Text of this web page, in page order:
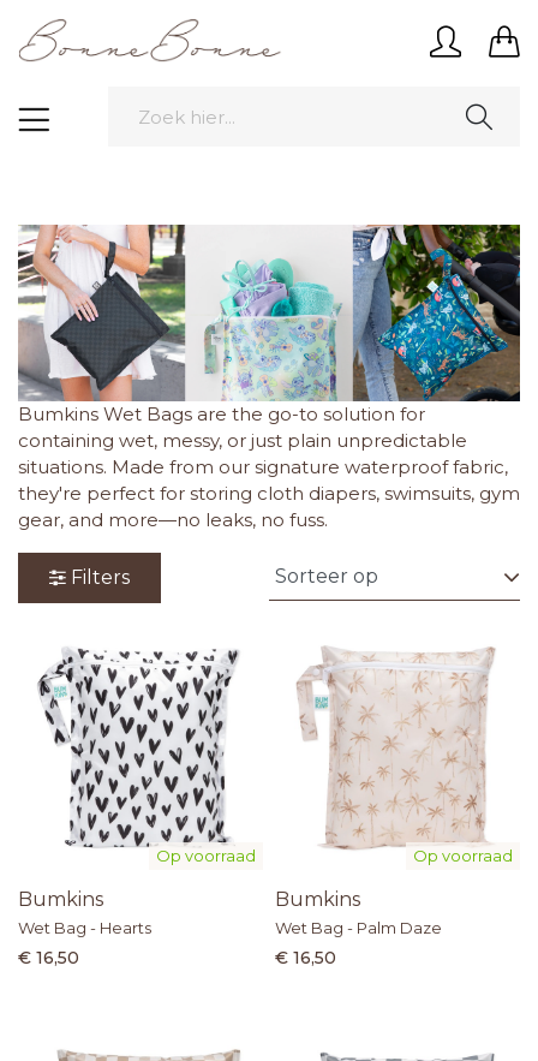
Bumkins Wet Bags are the go-to solution for
containing wet, messy, or just plain unpredictable
situations. Made from our signature waterproof fabric,
they're perfect for storing cloth diapers, swimsuits, gym
gear, and more—no leaks, no fuss.
Filters
Op voorraad
Bumkins
Wet Bag - Hearts
€ 16,50
Op voorraad
Bumkins
Wet Bag - Palm Daze
€ 16,50